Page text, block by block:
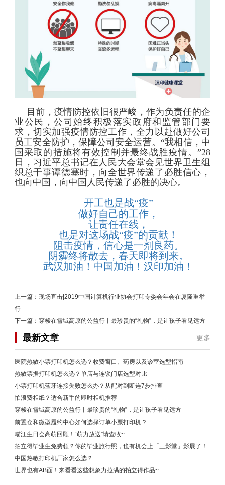
目前，疫情防控依旧很严峻，作为负责任的企
业公民，公司始终积极落实政府和监管部门要
求，切实加强疫情防控工作，全力以赴做好公司
员工安全防护，保障公司安全运营。 “我相信，中
国采取的措施将有效控制并最终战胜疫情。”28
日，习近平总书记在人民大会堂会见世界卫生组
织总干事谭德塞时，向全世界传递了必胜信心，
也向中国，向中国人民传递了必胜的决心。
开工也是战“疫”
做好自己的工作，
让责任在线，
也是对这场战“疫”的贡献 ！
阻击疫情，信心是一剂良药。
阴霾终将散去，春天即将到来。
武汉加油！中国加油！汉印加油！
上一篇： 现场直击|2019中国计算机行业协会打印专委会年会在厦隆重举
行
下一篇： 穿梭在雪域高原的公益行丨最珍贵的“礼物”，是让孩子看见远方
最新文章 更多
医院热敏小票打印机怎么选？收费窗口、药房以及诊室选型指南
热敏票据打印机怎么选？单店与连锁门店选型对比
小票打印机蓝牙连接失败怎么办？从配对到断连7步排查
怕浪费相纸？适合新手的即时相机推荐
穿梭在雪域高原的公益行丨最珍贵的“礼物”，是让孩子看见远方
前置仓和微型履约中心如何选择订单小票打印机？
喵汪生日会高萌回顾！“萌力放送”请查收~
拍立得毕业生免费领？你的毕业旅行照，也有机会上「三影堂」影展了！
中国热敏打印机厂家怎么选？
世界也有AB面！来看看这些想象力拉满的拍立得作品~